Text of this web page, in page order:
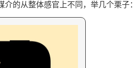
的从整体感官上不同，举几个栗子：